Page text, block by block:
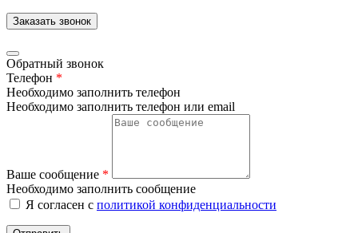
Заказать звонок
Обратный звонок
Телефон *
Необходимо заполнить телефон
Необходимо заполнить телефон или email
Ваше сообщение *
Необходимо заполнить сообщение
Я согласен с политикой конфиденциальности